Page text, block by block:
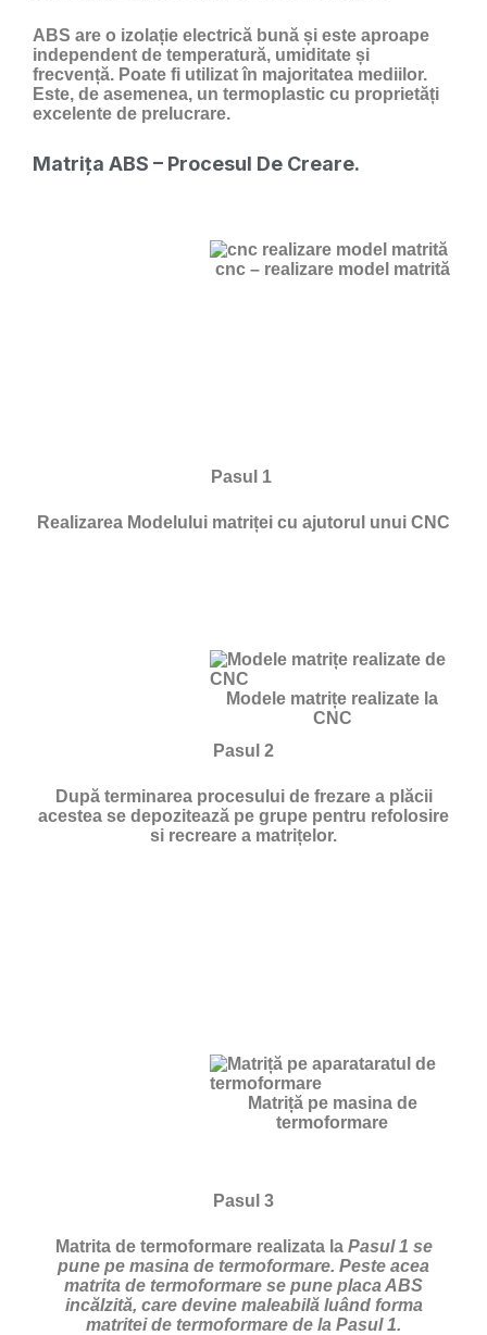
ABS are o izolație electrică bună și este aproape
independent de temperatură, umiditate și
frecvență. Poate fi utilizat în majoritatea mediilor.
Este, de asemenea, un termoplastic cu proprietăți
excelente de prelucrare.
Matrița ABS – Procesul De Creare.
cnc – realizare model matrită
Pasul 1
Realizarea Modelului matriței cu ajutorul unui CNC
Modele matrițe realizate la
CNC
Pasul 2
După terminarea procesului de frezare a plăcii
acestea se depozitează pe grupe pentru refolosire
si recreare a matrițelor.
Matriță pe masina de
termoformare
Pasul 3
Matrita de termoformare realizata la Pasul 1 se
pune pe masina de termoformare. Peste acea
matrita de termoformare se pune placa ABS
incălzită, care devine maleabilă luând forma
matritei de termoformare de la Pasul 1.